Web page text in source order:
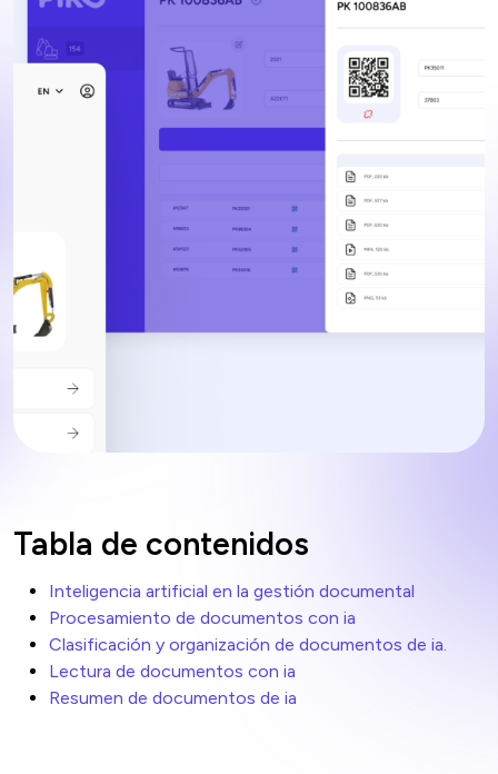
Tabla de contenidos
Inteligencia artificial en la gestión documental
Procesamiento de documentos con ia
Clasificación y organización de documentos de ia.
Lectura de documentos con ia
Resumen de documentos de ia